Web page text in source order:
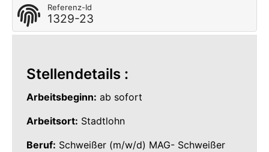
Referenz-Id
1329-23
Stellendetails :
Arbeitsbeginn: ab sofort
Arbeitsort: Stadtlohn
Beruf: Schweißer (m/w/d) MAG- Schweißer